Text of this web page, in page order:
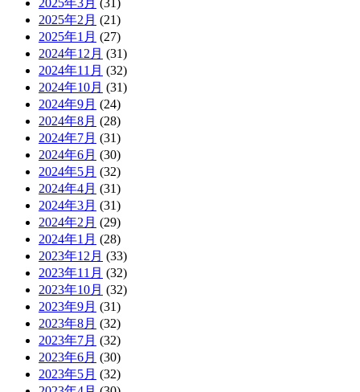
2025年3月 (31)
2025年2月 (21)
2025年1月 (27)
2024年12月 (31)
2024年11月 (32)
2024年10月 (31)
2024年9月 (24)
2024年8月 (28)
2024年7月 (31)
2024年6月 (30)
2024年5月 (32)
2024年4月 (31)
2024年3月 (31)
2024年2月 (29)
2024年1月 (28)
2023年12月 (33)
2023年11月 (32)
2023年10月 (32)
2023年9月 (31)
2023年8月 (32)
2023年7月 (32)
2023年6月 (30)
2023年5月 (32)